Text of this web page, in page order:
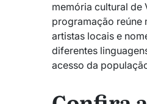
memória cultural de
programação reúne
artistas locais e
diferentes
acesso da